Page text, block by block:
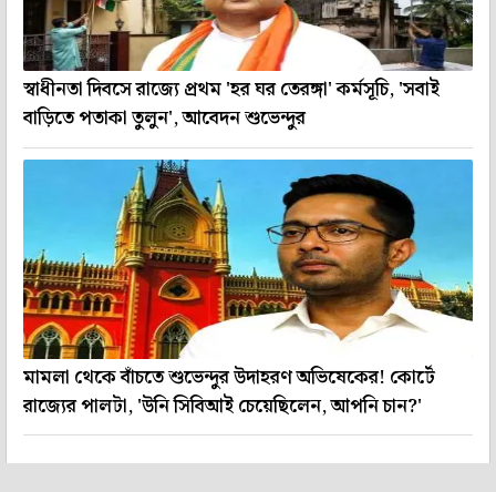
স্বাধীনতা দিবসে রাজ্যে প্রথম 'হর ঘর তেরঙ্গা' কর্মসূচি, 'সবাই
বাড়িতে পতাকা তুলুন', আবেদন শুভেন্দুর
মামলা থেকে বাঁচতে শুভেন্দুর উদাহরণ অভিষেকের! কোর্টে
রাজ্যের পালটা, 'উনি সিবিআই চেয়েছিলেন, আপনি চান?'